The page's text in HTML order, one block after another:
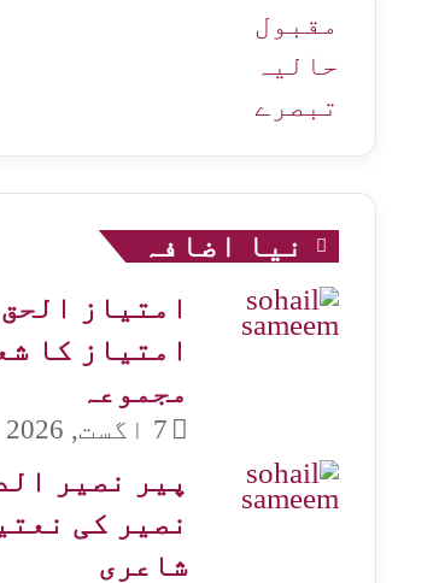
مقبول
حالیہ
تبصرے
نیا اضافہ
امتیاز الحق
امتیاز کا
مجموعہ
7 اگست, 2026
پیر نصیر
نصیر کی
شاعری